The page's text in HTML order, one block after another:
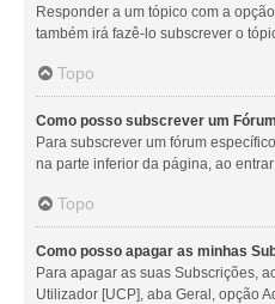
Responder a um tópico com a
também irá fazê-lo subscrever o
Topo
Como posso subscrever um
Para subscrever um fórum
na parte inferior da página, ao
Topo
Como posso apagar as minhas
Para apagar as suas Subscrições,
Utilizador [UCP], aba Geral, opção